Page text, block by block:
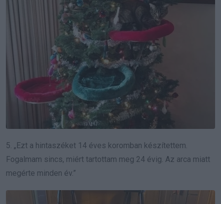
5. „Ezt a hintaszéket 14 éves koromban készítettem.
Fogalmam sincs, miért tartottam meg 24 évig. Az arca miatt
megérte minden év.”